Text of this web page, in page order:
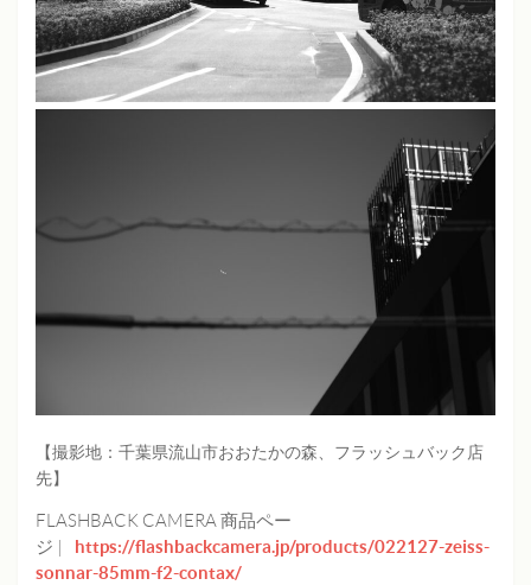
【撮影地：千葉県流山市おおたかの森、フラッシュバック店
先】
FLASHBACK CAMERA 商品ペー
ジ |
https://flashbackcamera.jp/products/022127-zeiss-
sonnar-85mm-f2-contax/